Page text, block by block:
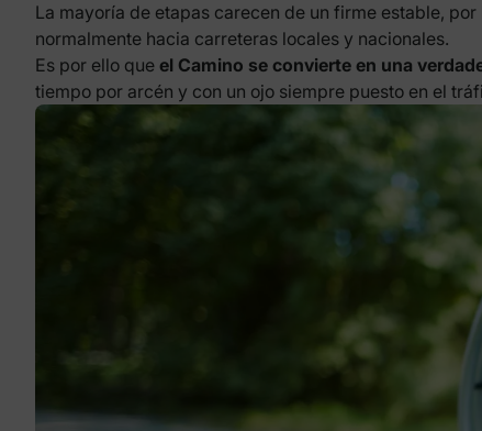
La mayoría de etapas carecen de un firme estable,
normalmente hacia carreteras locales y nacionales.
Es por ello que el Camino se convierte en una
tiempo por arcén y con un ojo siempre puesto en el